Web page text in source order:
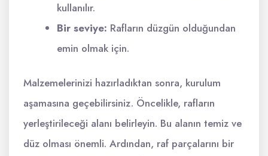
kullanılır.
Bir seviye: Rafların düzgün olduğundan
emin olmak için.
Malzemelerinizi hazırladıktan sonra, kurulum
aşamasına geçebilirsiniz. Öncelikle, rafların
yerleştirileceği alanı belirleyin. Bu alanın temiz ve
düz olması önemli. Ardından, raf parçalarını bir